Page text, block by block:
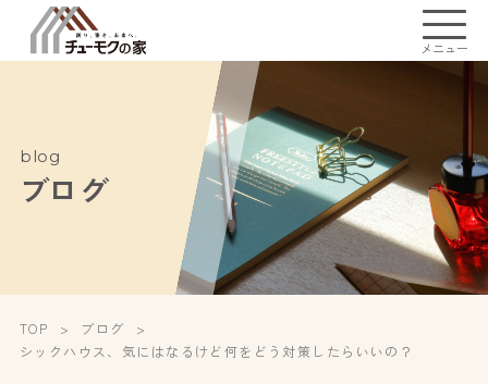
メニュー
blog
ブログ
TOP
ブログ
シックハウス、気にはなるけど何をどう対策したらいいの？